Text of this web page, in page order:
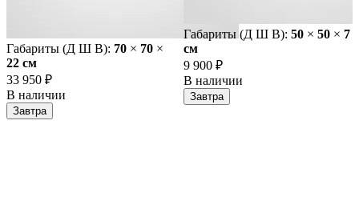
Габариты (Д Ш В): 70 × 70 ×
22 cм
33 950 ₽
В наличии
Завтра
Габариты (Д Ш В): 50 × 50 × 7
cм
9 900 ₽
В наличии
Завтра